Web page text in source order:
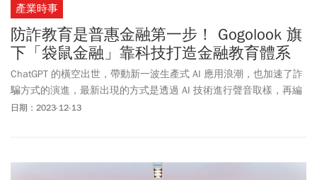
產業時事
防詐教育是普惠金融第一步！ Gogolook 旗
下「袋鼠金融」靠科技打造金融教育體系
ChatGPT 的橫空出世，帶動新一波生產式 AI 應用浪潮，也加速了詐
騙方式的演進，最新出現的方式是透過 AI 技術進行聲音取樣，再編
造成詐騙內容，使民眾更易受騙上當。這些日新月異的詐騙手法，
日期：2023-12-13